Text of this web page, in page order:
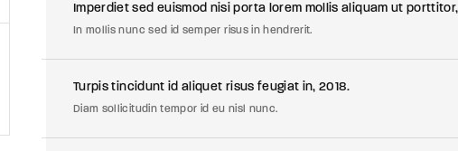
Imperdiet sed euismod nisi porta lorem mollis aliquam ut porttitor,
In mollis nunc sed id semper risus in hendrerit.
Turpis tincidunt id aliquet risus feugiat in, 2018.
Diam sollicitudin tempor id eu nisl nunc.